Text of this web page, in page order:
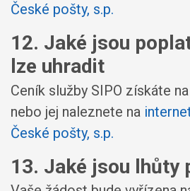
České pošty, s.p.
12. Jaké jsou
lze uhradit
Ceník služby SIPO získáte
nebo jej naleznete na
České pošty, s.p.
13. Jaké jsou lhůty